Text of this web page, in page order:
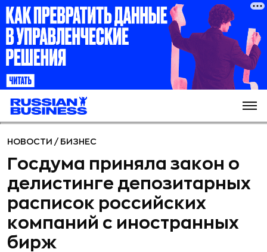
НОВОСТИ / БИЗНЕС
Госдума приняла закон о
делистинге депозитарных
расписок российских
компаний с иностранных
бирж